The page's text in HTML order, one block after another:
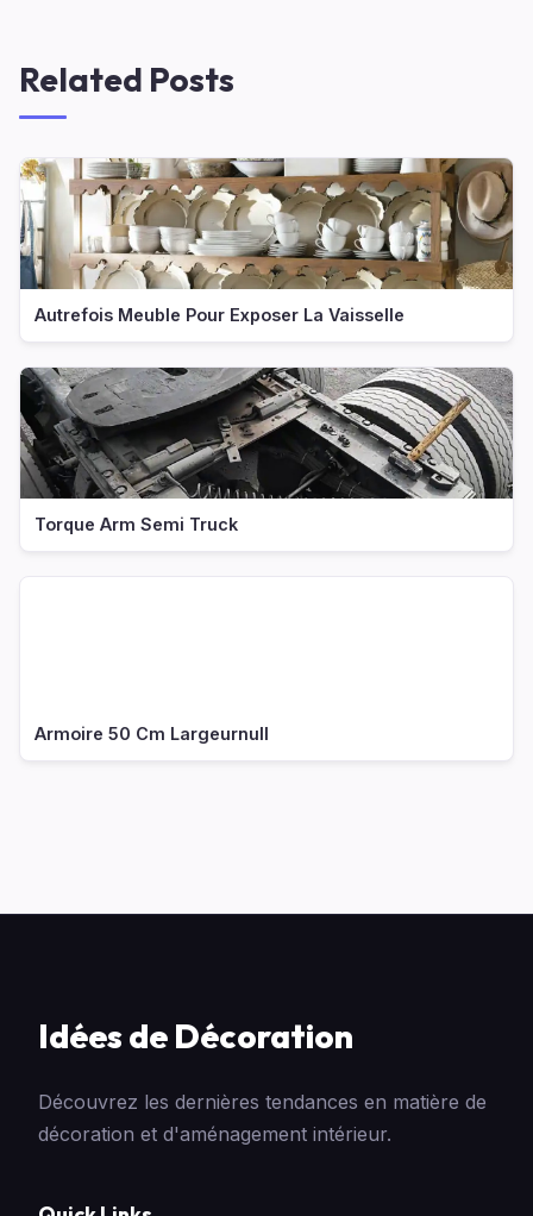
Related Posts
Autrefois Meuble Pour Exposer La Vaisselle
Torque Arm Semi Truck
Armoire 50 Cm Largeurnull
Idées de Décoration
Découvrez les dernières tendances en matière de
décoration et d'aménagement intérieur.